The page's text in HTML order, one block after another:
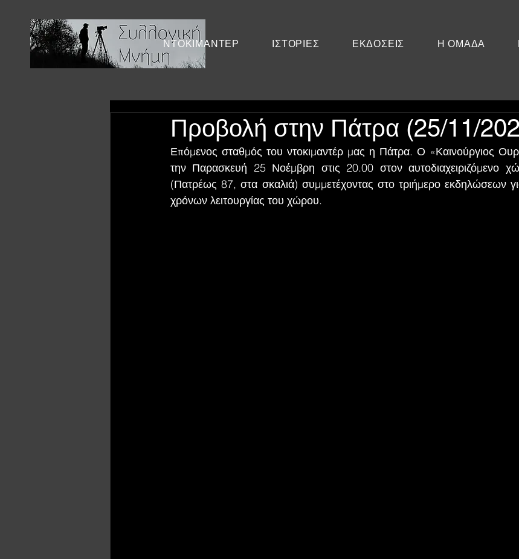
ΝΤΟΚΙΜΑΝΤΕΡ ΙΣΤΟΡΙΕΣ ΕΚΔΟΣΕΙΣ Η ΟΜΑΔΑ
Προβολή στην Πάτρα (25/11/
Επόμενος σταθμός του ντοκιμαντέρ μας η Πάτρα. Ο «Καινούργιος
την Παρασκευή 25 Νοέμβρη στις 20.00 στον αυτοδιαχειριζόμενο
(Πατρέως 87, στα σκαλιά) συμμετέχοντας στο τριήμερο εκδηλώσεων
χρόνων λειτουργίας του χώρου.